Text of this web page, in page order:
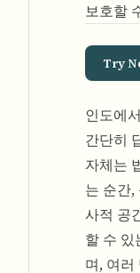
보호할
Try
인도에
간단히
자체는
는 순간,
사적 공
할 수 있
며, 여러